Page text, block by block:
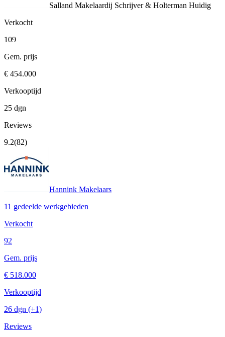
Salland Makelaardij Schrijver & Holterman Huidig
Verkocht
109
Gem. prijs
€ 454.000
Verkooptijd
25 dgn
Reviews
9.2(82)
Hannink Makelaars
11 gedeelde werkgebieden
Verkocht
92
Gem. prijs
€ 518.000
Verkooptijd
26 dgn (+1)
Reviews